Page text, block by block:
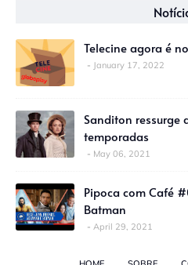
Telecine agora é
January 17, 2022
Sanditon ressurge
temporadas
May 06, 2021
Pipoca com Café
Batman
April 29, 2021